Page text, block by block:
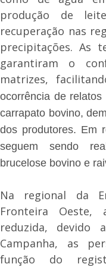
produção de
recuperação nas
precipitações. As
garantiram o
matrizes,
ocorrência de
carrapato bovino,
dos produtores. Em
seguem sendo
brucelose bovino e
Na regional da
Fronteira
reduzida, devido
Campanha, as
função do